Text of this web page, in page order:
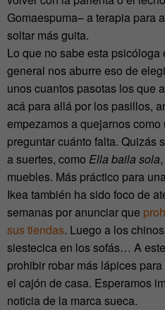
Gomaespuma– a terapia para
soltar más guita.
Lo que no sabe esta
general nos aburre eso de
unos cuantos pasotas los que
acá para allá por los pasillos,
empezamos a quejarnos
preguntar cuánto falta. Quizás
a suertes, como Ella baila sola
muebles. Más práctico para
Ikea también ha sido foco de
semanas por anunciar que
sus tiendas. Luego a los
siestecica en los sofás… A
prohibir robar más lápices
el cajón de casa. Esperamos
noticia de la marca sueca.